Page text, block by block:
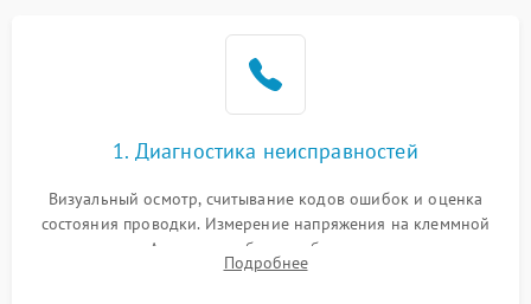
1. Диагностика неисправностей
Визуальный осмотр, считывание кодов ошибок и оценка
состояния проводки. Измерение напряжения на клеммной
колодке. Анализ жалоб на проблемы с нагревом,
конвекцией, панелью управления или блокировкой дверцы.
Подробнее